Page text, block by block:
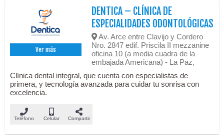
Ver más
DENTICA – CLÍNICA DE
ESPECIALIDADES ODONTOLÓGICAS
Av. Arce entre Clavijo y Cordero
Nro. 2847 edif. Priscila II mezzanine
oficina 10 (a media cuadra de la
embajada Americana) - La Paz,
Clínica dental integral, que cuenta con especialistas de
primera, y tecnología avanzada para cuidar tu sonrisa con
excelencia.
Teléfono Celular Compartir